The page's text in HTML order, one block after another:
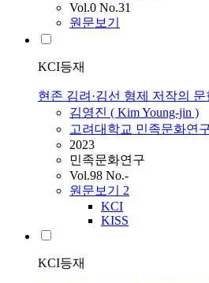
Vol.0 No.31
원문보기
KCI등재
현존 김려·김선 형제 저작의
김영진 ( KimYoung-jin )
고려대학교 민족문화연
2023
민족문화연구
Vol.98 No.-
원문보기 2
KCI
KISS
KCI등재